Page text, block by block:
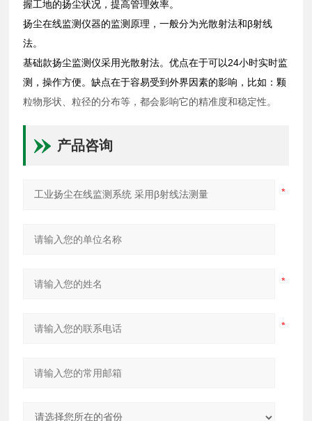
握工地的扬尘状况，提高管理效率。
扬尘在线监测仪器的监测原理，一般分为光散射法和β射线
法。
基础款扬尘监测仪采用光散射法。优点在于可以24小时实时监
测，操作方便。缺点在于容易受到外界因素的影响，比如：颗
粒物形状、粒径的分布等，都会影响它的精准度和稳定性。
产品咨询